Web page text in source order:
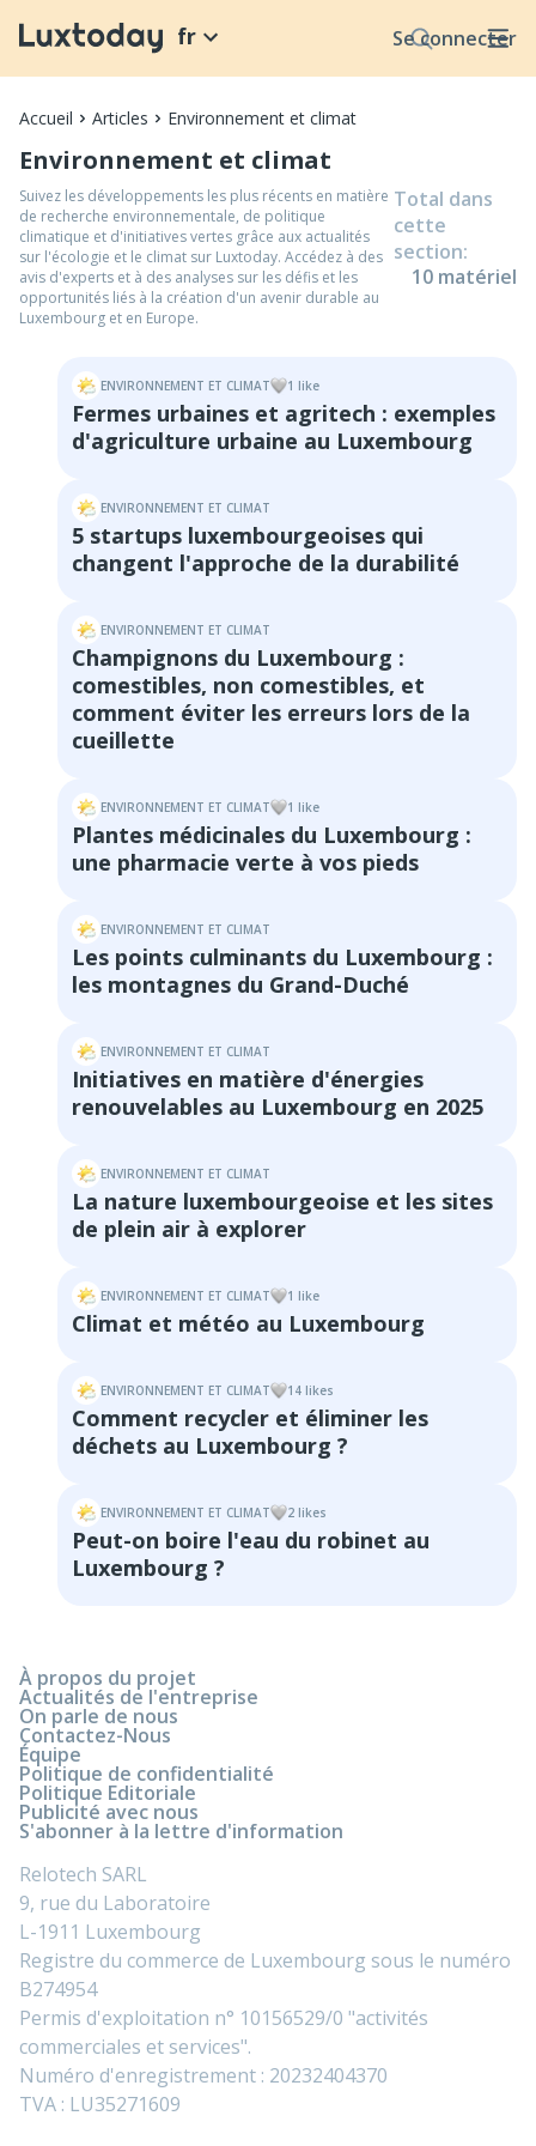
Se connecter
fr
Accueil Articles Environnement et climat
Environnement et climat
Suivez les développements les plus récents en matière
de recherche environnementale, de politique
climatique et d'initiatives vertes grâce aux actualités
sur l'écologie et le climat sur Luxtoday. Accédez à des
avis d'experts et à des analyses sur les défis et les
opportunités liés à la création d'un avenir durable au
Luxembourg et en Europe.
Total dans
cette
section:
10 matériel
ENVIRONNEMENT ET CLIMAT 1 like
Fermes urbaines et agritech : exemples
d'agriculture urbaine au Luxembourg
ENVIRONNEMENT ET CLIMAT
5 startups luxembourgeoises qui
changent l'approche de la durabilité
ENVIRONNEMENT ET CLIMAT
Champignons du Luxembourg :
comestibles, non comestibles, et
comment éviter les erreurs lors de la
cueillette
ENVIRONNEMENT ET CLIMAT 1 like
Plantes médicinales du Luxembourg :
une pharmacie verte à vos pieds
ENVIRONNEMENT ET CLIMAT
Les points culminants du Luxembourg :
les montagnes du Grand-Duché
ENVIRONNEMENT ET CLIMAT
Initiatives en matière d'énergies
renouvelables au Luxembourg en 2025
ENVIRONNEMENT ET CLIMAT
La nature luxembourgeoise et les sites
de plein air à explorer
ENVIRONNEMENT ET CLIMAT 1 like
Climat et météo au Luxembourg
ENVIRONNEMENT ET CLIMAT 14 likes
Comment recycler et éliminer les
déchets au Luxembourg ?
ENVIRONNEMENT ET CLIMAT 2 likes
Peut-on boire l'eau du robinet au
Luxembourg ?
À propos du projet
Actualités de l'entreprise
On parle de nous
Contactez-Nous
Équipe
Politique de confidentialité
Politique Editoriale
Publicité avec nous
S'abonner à la lettre d'information
Relotech SARL
9, rue du Laboratoire
L-1911 Luxembourg
Registre du commerce de Luxembourg sous le numéro
B274954
Permis d'exploitation n° 10156529/0 "activités
commerciales et services".
Numéro d'enregistrement : 20232404370
TVA : LU35271609